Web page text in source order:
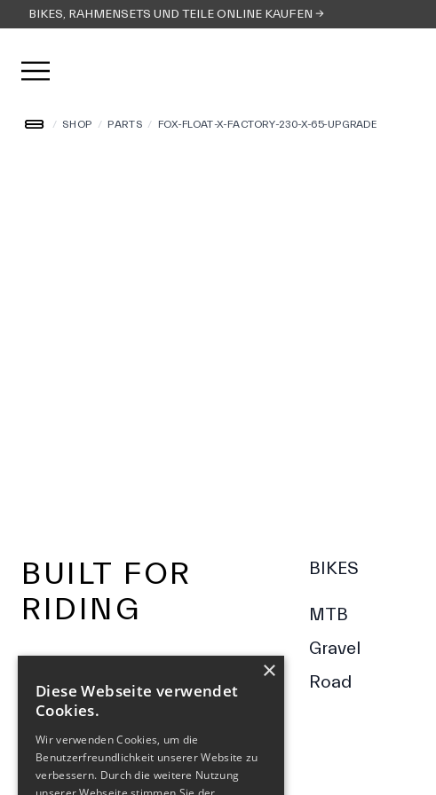
BIKES, RAHMENSETS UND TEILE ONLINE KAUFEN →
Menü öffnen
/ SHOP / PARTS / FOX-FLOAT-X-FACTORY-230-X-65-UPGRADE
BUILT FOR
RIDING
BIKES
MTB
Gravel
Road
×
Diese Webseite verwendet
Cookies.
Wir verwenden Cookies, um die
Benutzerfreundlichkeit unserer Website zu
verbessern. Durch die weitere Nutzung